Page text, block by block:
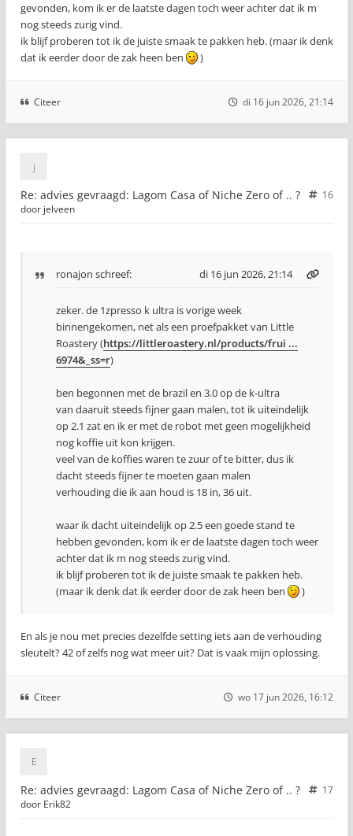
gevonden, kom ik er de laatste dagen toch weer achter dat ik m
nog steeds zurig vind.
ik blijf proberen tot ik de juiste smaak te pakken heb. (maar ik denk
dat ik eerder door de zak heen ben
)
Citeer di 16 jun 2026, 21:14
Re: advies gevraagd: Lagom Casa of Niche Zero of .. ?
16
door jelveen
ronajon schreef: di 16 jun 2026, 21:14
zeker. de 1zpresso k ultra is vorige week
binnengekomen, net als een proefpakket van Little
Roastery (https://littleroastery.nl/products/frui ...
6974&_ss=r)
ben begonnen met de brazil en 3.0 op de k-ultra
van daaruit steeds fijner gaan malen, tot ik uiteindelijk
op 2.1 zat en ik er met de robot met geen mogelijkheid
nog koffie uit kon krijgen.
veel van de koffies waren te zuur of te bitter, dus ik
dacht steeds fijner te moeten gaan malen
verhouding die ik aan houd is 18 in, 36 uit.
waar ik dacht uiteindelijk op 2.5 een goede stand te
hebben gevonden, kom ik er de laatste dagen toch weer
achter dat ik m nog steeds zurig vind.
ik blijf proberen tot ik de juiste smaak te pakken heb.
(maar ik denk dat ik eerder door de zak heen ben
)
En als je nou met precies dezelfde setting iets aan de verhouding
sleutelt? 42 of zelfs nog wat meer uit? Dat is vaak mijn oplossing.
Citeer wo 17 jun 2026, 16:12
Re: advies gevraagd: Lagom Casa of Niche Zero of .. ?
17
door Erik82